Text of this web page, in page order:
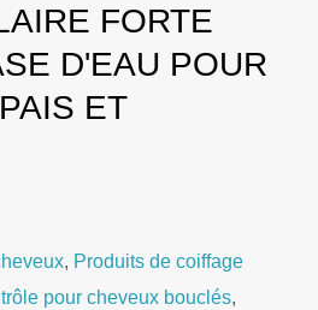
FORTE
D'EAU POUR
ET
, Produits de coiffage
pour cheveux bouclés,